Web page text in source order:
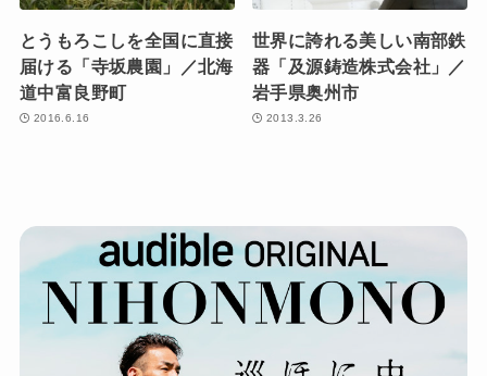
とうもろこしを全国に直接
届ける「寺坂農園」／北海
道中富良野町
2016.6.16
世界に誇れる美しい南部鉄
器「及源鋳造株式会社」／
岩手県奥州市
2013.3.26